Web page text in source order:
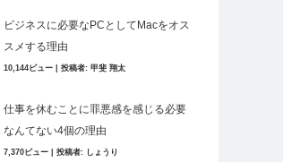
ビジネスに必要なPCとしてMacをオス
スメする理由
10,144ビュー 投稿者: 甲斐 翔太
仕事を休むことに罪悪感を感じる必要
なんてない4個の理由
7,370ビュー 投稿者: しょうり